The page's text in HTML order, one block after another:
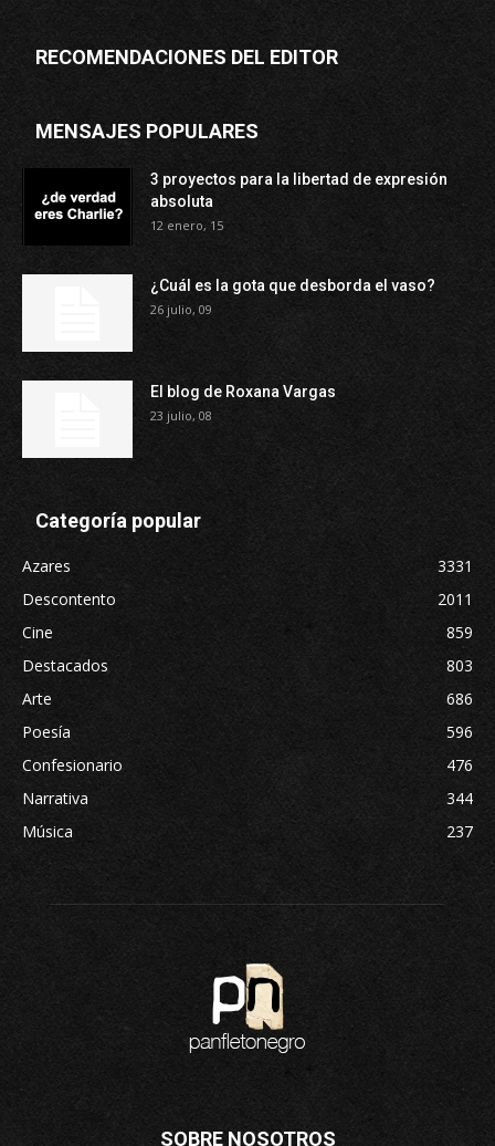
RECOMENDACIONES DEL EDITOR
MENSAJES POPULARES
3 proyectos para la libertad de expresión
absoluta
12 enero, 15
¿Cuál es la gota que desborda el vaso?
26 julio, 09
El blog de Roxana Vargas
23 julio, 08
Categoría popular
Azares
3331
Descontento
2011
Cine
859
Destacados
803
Arte
686
Poesía
596
Confesionario
476
Narrativa
344
Música
237
SOBRE NOSOTROS